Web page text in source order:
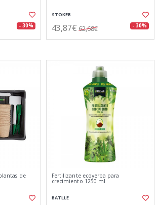
- 30%
STOKER
43,87€ 62,68€ - 30%
de Fertilizante ecoyerba para
crecimiento 1250 ml
BATLLE